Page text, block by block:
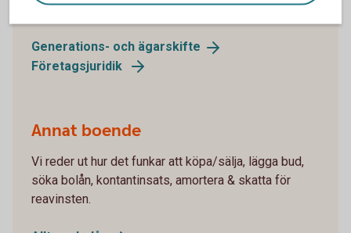
överblick på hur det går att göra på ett smidigt sätt.
Generations- och ägarskifte
Företagsjuridik
Annat boende
Vi reder ut hur det funkar att köpa/sälja, lägga bud,
söka bolån, kontantinsats, amortera & skatta för
reavinsten.